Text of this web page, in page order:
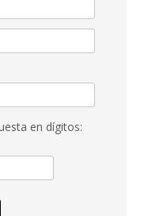
en dígitos: